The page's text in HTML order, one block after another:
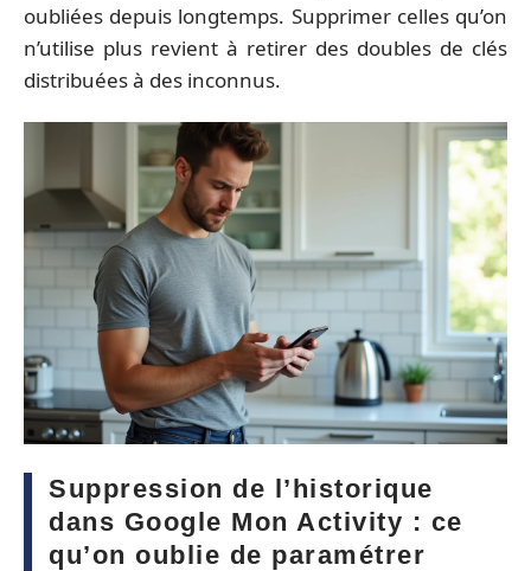
oubliées depuis longtemps. Supprimer celles qu’on
n’utilise plus revient à retirer des doubles de clés
distribuées à des inconnus.
Suppression de l’historique
dans Google Mon Activity : ce
qu’on oublie de paramétrer